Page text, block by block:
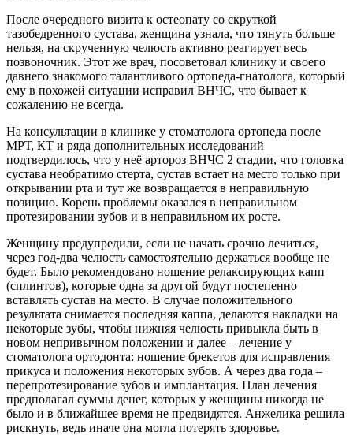
После очередного визита к остеопату со скруткой
тазобедренного сустава, женщина узнала, что тянуть больше
нельзя, на скрученную челюсть активно реагирует весь
позвоночник. Этот же врач, посоветовал клинику и своего
давнего знакомого талантливого ортопеда-гнатолога, который
ему в похожей ситуации исправил ВНЧС, что бывает к
сожалению не всегда.
На консультации в клинике у стоматолога ортопеда после
МРТ, КТ и ряда дополнительных исследований
подтвердилось, что у неё артороз ВНЧС 2 стадии, что головка
сустава необратимо стерта, сустав встает на место только при
открывании рта и тут же возвращается в неправильную
позицию. Корень проблемы оказался в неправильном
протезировании зубов и в неправильном их росте.
Женщину предупредили, если не начать срочно лечиться,
через год-два челюсть самостоятельно держаться вообще не
будет. Было рекомендовано ношение релаксирующих капп
(сплинтов), которые одна за другой будут постепенно
вставлять сустав на место. В случае положительного
результата снимается последняя каппа, делаются накладки на
некоторые зубы, чтобы нижняя челюсть привыкла быть в
новом непривычном положении и далее – лечение у
стоматолога ортодонта: ношение брекетов для исправления
прикуса и положения некоторых зубов. А через два года –
перепротезирование зубов и имплантация. План лечения
предполагал суммы денег, которых у женщины никогда не
было и в ближайшее время не предвидятся. Анжелика решила
рискнуть, ведь иначе она могла потерять здоровье.